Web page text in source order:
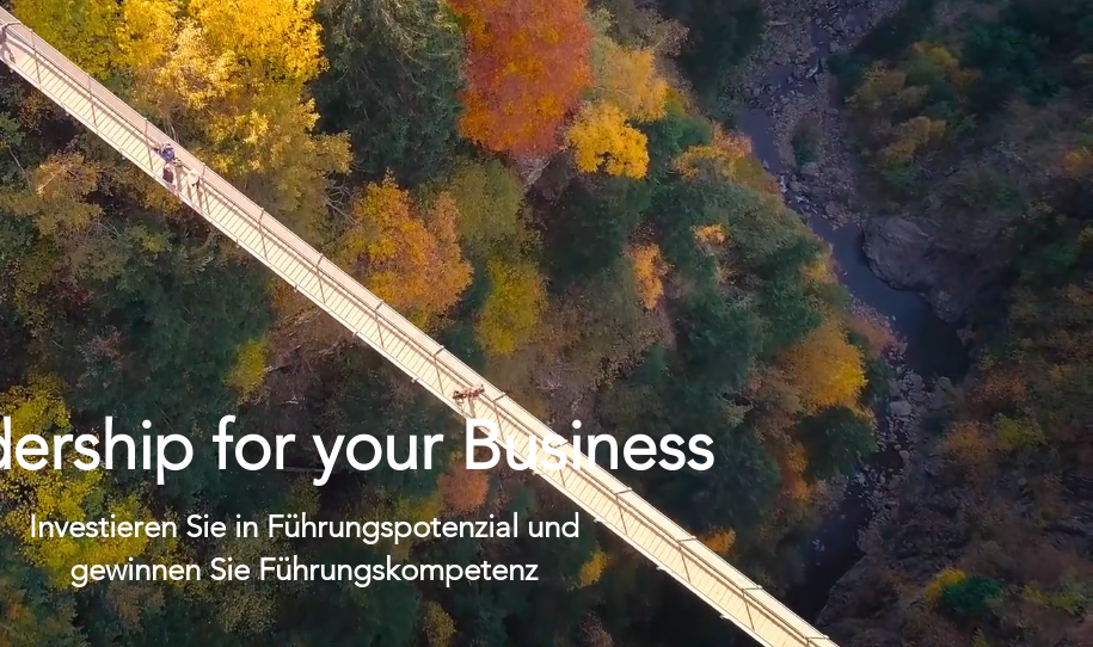
for your Business
Investieren Sie in Führungspotenzial und
gewinnen Sie Führungskompetenz